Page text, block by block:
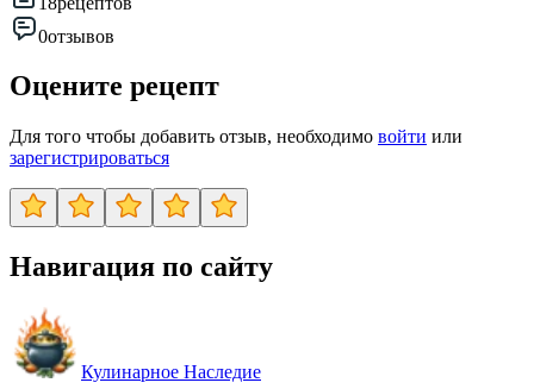
0отзывов
Оцените рецепт
Для того чтобы добавить отзыв, необходимо войти или
зарегистрироваться
Навигация по сайту
Кулинарное Наследие